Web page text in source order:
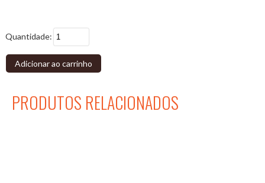
Quantidade:
Adicionar ao carrinho
PRODUTOS RELACIONADOS